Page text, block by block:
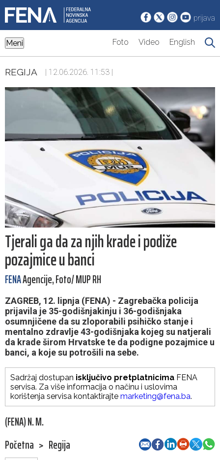
prijava
Meni Foto Video English
REGIJA | 12.06.2026. 11:53 |
Tjerali ga da za njih krade i podiže
pozajmice u banci
FENAAgencije, Foto/ MUP RH
ZAGREB, 12. lipnja (FENA) - Zagrebačka policija
prijavila je 35-godišnjakinju i 36-godišnjaka
osumnjičene da su zloporabili psihičko stanje i
mentalno zdravlje 43-godišnjaka kojeg su natjerali
da krade širom Hrvatske te da podigne pozajmice u
banci, a koje su potrošili na sebe.
Sadržaj dostupan isključivo pretplatnicima FENA
servisa. Za više informacija o načinu i uslovima
korištenja servisa kontaktirajte marketing@fena.ba.
(FENA) N. M.
Početna > Regija